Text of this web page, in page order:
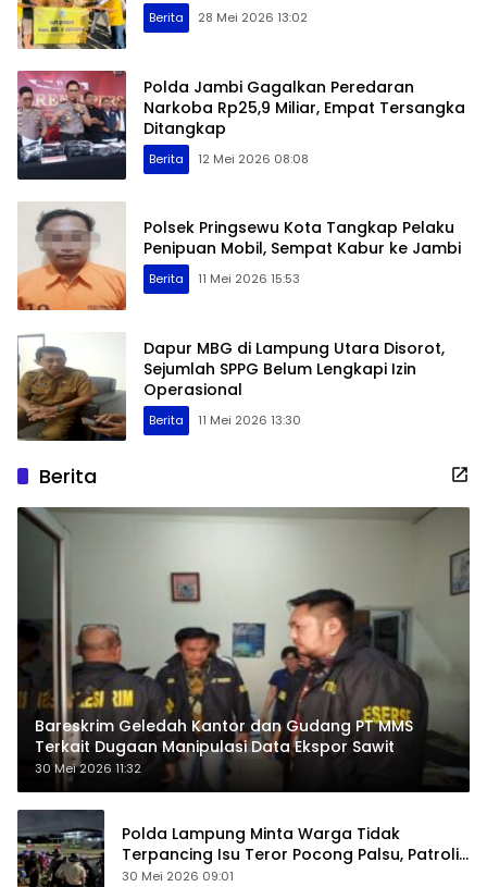
Berita 28 Mei 2026 13:02
Polda Jambi Gagalkan Peredaran
Narkoba Rp25,9 Miliar, Empat Tersangka
Ditangkap
Berita 12 Mei 2026 08:08
Polsek Pringsewu Kota Tangkap Pelaku
Penipuan Mobil, Sempat Kabur ke Jambi
Berita 11 Mei 2026 15:53
Dapur MBG di Lampung Utara Disorot,
Sejumlah SPPG Belum Lengkapi Izin
Operasional
Berita 11 Mei 2026 13:30
Berita
Bareskrim Geledah Kantor dan Gudang PT MMS
Terkait Dugaan Manipulasi Data Ekspor Sawit
30 Mei 2026 11:32
Polda Lampung Minta Warga Tidak
Terpancing Isu Teror Pocong Palsu, Patroli
Keamanan Ditingkatkan
30 Mei 2026 09:01